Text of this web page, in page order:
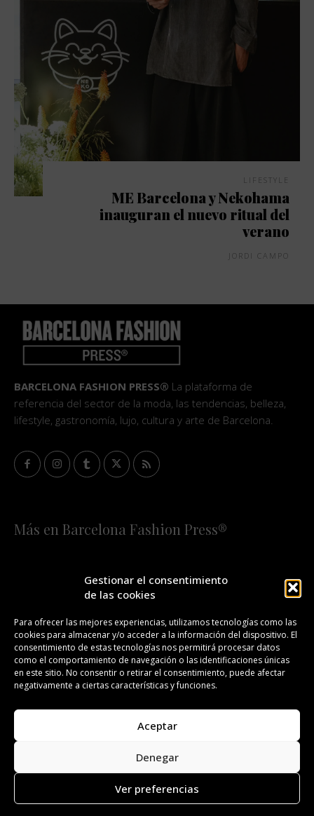
Gestionar el consentimiento
de las cookies
Para ofrecer las mejores experiencias, utilizamos tecnologías como las
cookies para almacenar y/o acceder a la información del dispositivo. El
consentimiento de estas tecnologías nos permitirá procesar datos
como el comportamiento de navegación o las identificaciones únicas
en este sitio. No consentir o retirar el consentimiento, puede afectar
negativamente a ciertas características y funciones.
Aceptar
Denegar
Ver preferencias
LIFESTYLE
ME Barcelona y Nekohama
inauguran el nuevo ritual del
verano
JORDI CAMPO
BARCELONA FASHION PRESS® La plataforma de
referencia del sector de la moda, las tendencias, belleza,
lifestyle, gastronomía, lujo, cultura y arte de Barcelona.
Más en Barcelona Fashion Press®
¡SUSCRÍBETE A NUESTRA FASHION NEWS!
CONTACTO REDACCIÓN PUBLICIDAD
ISSN 2385-4839 DL B 27443-2014
Todos los derechos reservados. Copyright 2008-2024.
Barcelona Fashion Press®/™ es una marca registrada.